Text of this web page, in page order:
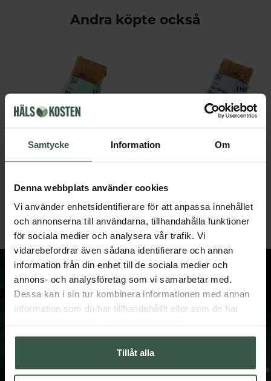
Samtycke Information Om
Denna webbplats använder cookies
Vi använder enhetsidentifierare för att anpassa innehållet
och annonserna till användarna, tillhandahålla funktioner
för sociala medier och analysera vår trafik. Vi
vidarebefordrar även sådana identifierare och annan
information från din enhet till de sociala medier och
annons- och analysföretag som vi samarbetar med.
Dessa kan i sin tur kombinera informationen med annan
information som du har tillhandahållit eller som de har
Tillåt alla
Andra köpte också
29 kr
Prenumerera på vårt nyhetsbrev och få spännande
nyheter och erbjudanden.
När du anmäler dig till vårt nyhetsbrev samtycker du